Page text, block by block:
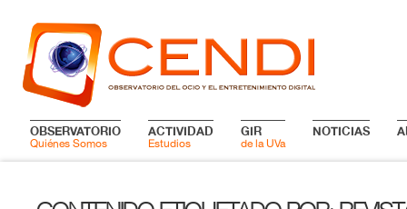
OBSERVATORIO
Quiénes Somos
ACTIVIDAD
Estudios
GIR
de la UVa
NOTICIAS